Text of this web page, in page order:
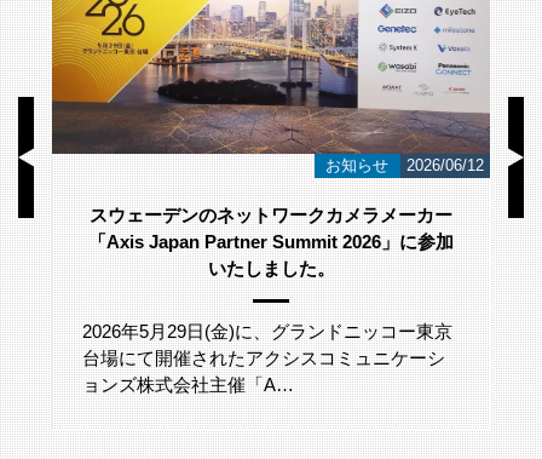
23 お知らせ 2026/06/12
スウェーデンのネットワークカメラメーカー
「Axis Japan Partner Summit 2026」に参加
いたしました。
2026年5月29日(金)に、グランドニッコー東京
台場にて開催されたアクシスコミュニケーシ
ョンズ株式会社主催「A…